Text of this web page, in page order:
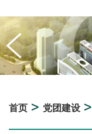
首页 > 党团建设 >